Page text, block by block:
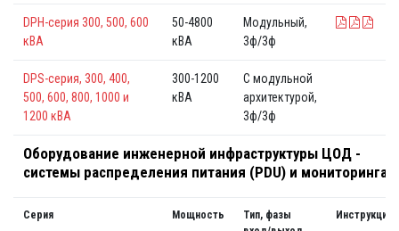
DPH-серия 300, 500, 600
кВА
50-4800
кВА
Модульный,
3ф/3ф
DPS-серия, 300, 400,
500, 600, 800, 1000 и
1200 кВА
300-1200
кВА
С модульной
архитектурой,
3ф/3ф
Оборудование инженерной инфраструктуры ЦОД -
системы распределения питания (PDU) и мониторинга
Серия Мощность
Тип, фазы
Инструкция